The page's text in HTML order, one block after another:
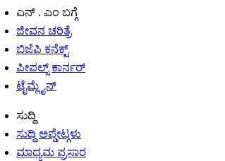
ಎನ್ . ಎಂ ಬಗ್ಗೆ
ಜೀವನ ಚರಿತ್ರೆ
ಬಿಜೆಪಿ ಕನೆಕ್ಟ್
ಪೀಪಲ್ಸ್ ಕಾರ್ನರ್
ಟೈಮ್ಲೈನ್
ಸುದ್ದಿ
ಸುದ್ದಿ ಅಪ್ಡೇಟ್ಗಳು
ಮಾಧ್ಯಮ ಪ್ರಸಾರ